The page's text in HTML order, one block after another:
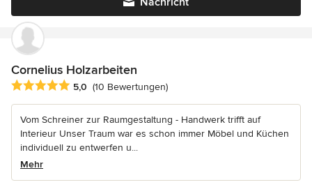
Cornelius Holzarbeiten
Durchschnittliche Bewertung: 5 von 5 Sternen
5,0 (10 Bewertungen)
Vom Schreiner zur Raumgestaltung - Handwerk trifft auf
Interieur Unser Traum war es schon immer Möbel und Küchen
individuell zu entwerfen u...
Mehr